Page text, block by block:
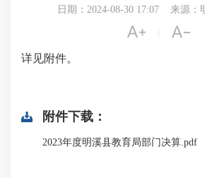
日期：2024-08-30 17:07 来源：
 
详见附件。
附件下载：
2023年度明溪县教育局部门决算.pdf